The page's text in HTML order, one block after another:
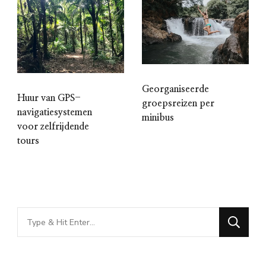
Huur van GPS-
navigatiesystemen
voor zelfrijdende
tours
Georganiseerde
groepsreizen per
minibus
Looking
for